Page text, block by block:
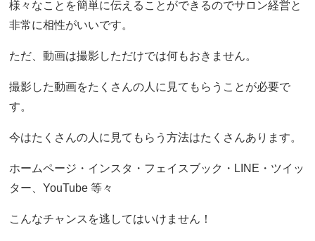
様々なことを簡単に伝えることができるのでサロン経営と
非常に相性がいいです。
ただ、動画は撮影しただけでは何もおきません。
撮影した動画をたくさんの人に見てもらうことが必要で
す。
今はたくさんの人に見てもらう方法はたくさんあります。
ホームページ・インスタ・フェイスブック・LINE・ツイッ
ター、YouTube 等々
こんなチャンスを逃してはいけません！